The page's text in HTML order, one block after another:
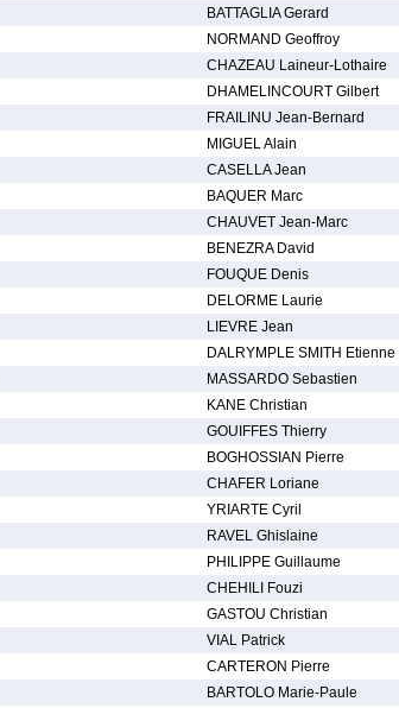
BATTAGLIA Gerard
NORMAND Geoffroy
CHAZEAU Laineur-Lothaire
DHAMELINCOURT Gilbert
FRAILINU Jean-Bernard
MIGUEL Alain
CASELLA Jean
BAQUER Marc
CHAUVET Jean-Marc
BENEZRA David
FOUQUE Denis
DELORME Laurie
LIEVRE Jean
DALRYMPLE SMITH Etienne
MASSARDO Sebastien
KANE Christian
GOUIFFES Thierry
BOGHOSSIAN Pierre
CHAFER Loriane
YRIARTE Cyril
RAVEL Ghislaine
PHILIPPE Guillaume
CHEHILI Fouzi
GASTOU Christian
VIAL Patrick
CARTERON Pierre
BARTOLO Marie-Paule